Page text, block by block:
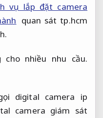
vụ lắp đặt camera
quan sát tp.hcm
cho nhiều nhu cầu.
digital camera ip
camera giám sát